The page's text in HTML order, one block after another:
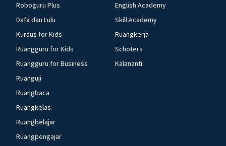
Roboguru Plus
Dafa dan Lulu
Kursus for Kids
Ruangguru for Kids
Ruangguru for Business
Ruanguji
Ruangbaca
Ruangkelas
Ruangbelajar
Ruangpengajar
English Academy
Skill Academy
Ruangkerja
Schoters
Kalananti